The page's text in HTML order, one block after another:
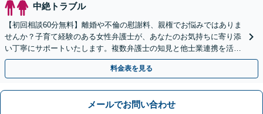
中絶トラブル
【初回相談60分無料】離婚や不倫の慰謝料、親権でお悩みではありま
せんか？子育て経験のある女性弁護士が、あなたのお気持ちに寄り添
い丁寧にサポートいたします。複数弁護士の知見と他士業連携を活用
し、解決まで一貫して対応いたします。
料金表を見る
メールでお問い合わせ